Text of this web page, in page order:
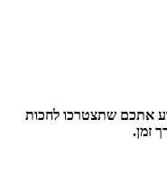
אתכם שתצטרכו לחכות
זמן.